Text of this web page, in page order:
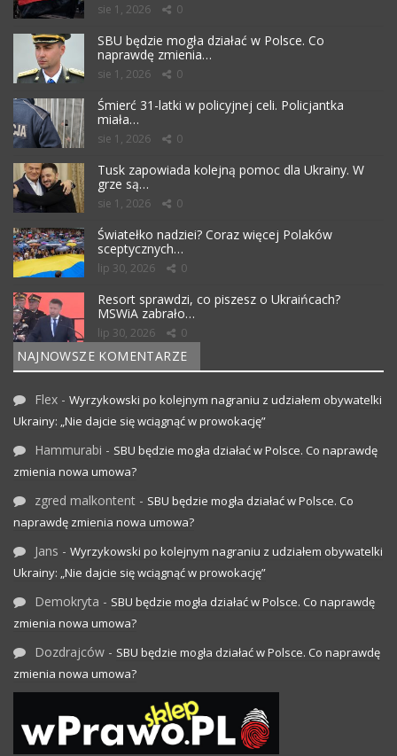
sie 1, 2026 0
SBU będzie mogła działać w Polsce. Co
naprawdę zmienia…
sie 1, 2026 0
Śmierć 31-latki w policyjnej celi. Policjantka
miała…
sie 1, 2026 0
Tusk zapowiada kolejną pomoc dla Ukrainy. W
grze są…
sie 1, 2026 0
Światełko nadziei? Coraz więcej Polaków
sceptycznych…
lip 30, 2026 0
Resort sprawdzi, co piszesz o Ukraińcach?
MSWiA zabrało…
lip 30, 2026 0
NAJNOWSZE KOMENTARZE
Flex - Wyrzykowski po kolejnym nagraniu z udziałem obywatelki
Ukrainy: „Nie dajcie się wciągnąć w prowokację”
Hammurabi - SBU będzie mogła działać w Polsce. Co naprawdę
zmienia nowa umowa?
zgred malkontent - SBU będzie mogła działać w Polsce. Co
naprawdę zmienia nowa umowa?
Jans - Wyrzykowski po kolejnym nagraniu z udziałem obywatelki
Ukrainy: „Nie dajcie się wciągnąć w prowokację”
Demokryta - SBU będzie mogła działać w Polsce. Co naprawdę
zmienia nowa umowa?
Dozdrajców - SBU będzie mogła działać w Polsce. Co naprawdę
zmienia nowa umowa?